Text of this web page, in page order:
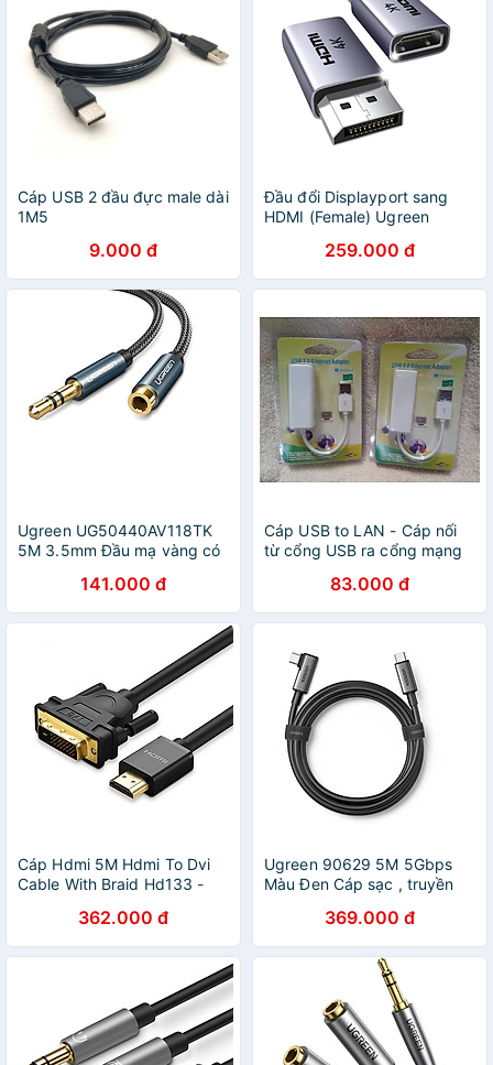
Cáp USB 2 đầu đực male dài
1M5
9.000 đ
Đầu đổi Displayport sang
HDMI (Female) Ugreen
chuyển) - Hàng chính hãng
259.000 đ
Ugreen UG50440AV118TK
5M 3.5mm Đầu mạ vàng có
dài - HÀNG CHÍNH HÃNG
141.000 đ
Cáp USB to LAN - Cáp nối
từ cổng USB ra cổng mạng
dây, màu trắng - Hàng chính
hãng
83.000 đ
Cáp Hdmi 5M Hdmi To Dvi
Cable With Braid Hd133 -
362.000 đ
Ugreen 90629 5M 5Gbps
Màu Đen Cáp sạc , truyền
USB-C 1 đầu vuông góc 90
độ US551 - Hàng chính
hãng
369.000 đ